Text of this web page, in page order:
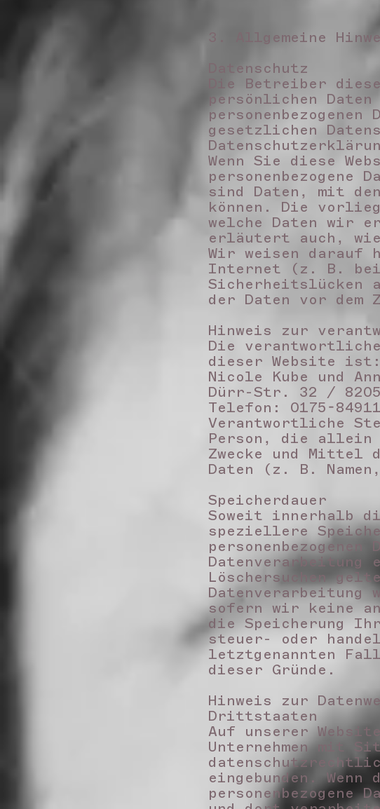
3. Allgemeine
Datenschutz
Die Betreiber
persönlichen
gesetzlichen
Wenn Sie diese
personenbezogene
sind Daten, mit
können. Die
welche Daten wir
erläutert auch, wie
Wir weisen darauf
Internet (z. B. bei
Sicherheitslücken
der Daten vor
Hinweis zur
Die
dieser Website
Nicole Kube und
Dürr-Str. 32 /
Telefon: 0175-
Verantwortliche
Person, die allein
Zwecke und Mittel
Daten (z. B.
Speicherdauer
Soweit innerhalb
speziellere
Löschersuchen
Datenverarbeitung
sofern wir keine
die Speicherung
steuer- oder
letztgenannten
dieser Gründe.
Hinweis zur
Drittstaaten
Auf unserer
Unternehmen mit
eingebunden.